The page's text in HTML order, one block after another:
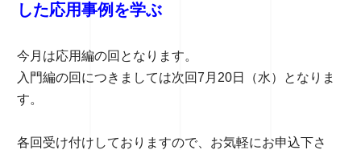
した応用事例を学ぶ
今月は応用編の回となります。
入門編の回につきましては次回7月20日（水）となりま
す。
各回受け付けしておりますので、お気軽にお申込下さ